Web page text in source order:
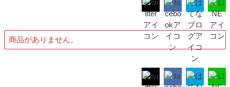
商品がありません。